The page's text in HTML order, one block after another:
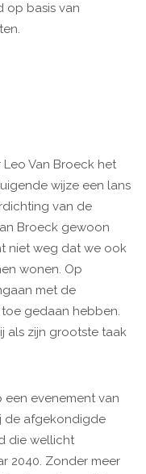
op basis van
Van Broeck het
wijze een lans
van de
Broeck gewoon
niet weg dat we ook
wonen. Op
met de
gedaan hebben.
als zijn grootste taak
een evenement van
de afgekondigde
die wellicht
2040. Zonder meer